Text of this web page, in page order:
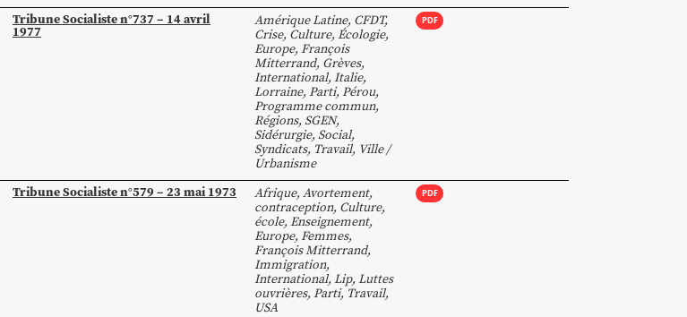
Tribune Socialiste n°737 – 14 avril
1977
Amérique Latine, CFDT,
Crise, Culture, Écologie,
Europe, François
Mitterrand, Grèves,
International, Italie,
Lorraine, Parti, Pérou,
Programme commun,
Régions, SGEN,
Sidérurgie, Social,
Syndicats, Travail, Ville /
Urbanisme
PDF
Tribune Socialiste n°579 – 23 mai 1973 Afrique, Avortement,
contraception, Culture,
école, Enseignement,
Europe, Femmes,
François Mitterrand,
Immigration,
International, Lip, Luttes
ouvrières, Parti, Travail,
USA
PDF